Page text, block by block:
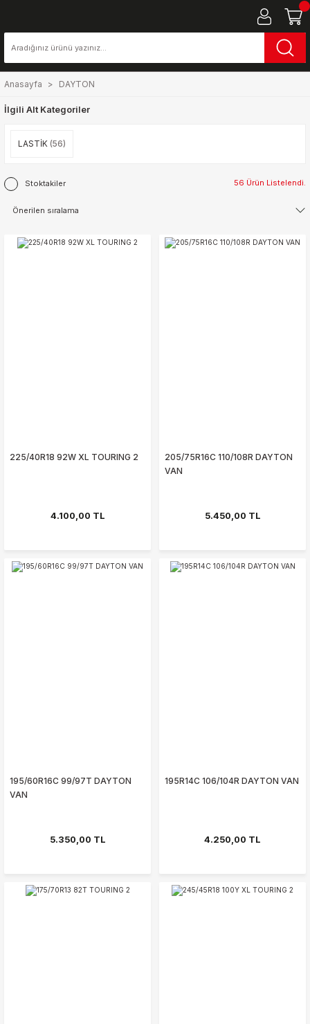
Anasayfa DAYTON
İlgili Alt Kategoriler
LASTİK (56)
Stoktakiler 56 Ürün Listelendi.
225/40R18 92W XL TOURING 2
4.100,00 TL
205/75R16C 110/108R DAYTON
VAN
5.450,00 TL
195/60R16C 99/97T DAYTON
VAN
5.350,00 TL
195R14C 106/104R DAYTON VAN
4.250,00 TL